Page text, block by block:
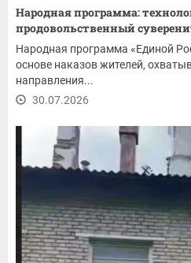
Народная программа:
продовольственный
Народная программа «Единой
основе наказов жителей,
направления...
30.07.2026